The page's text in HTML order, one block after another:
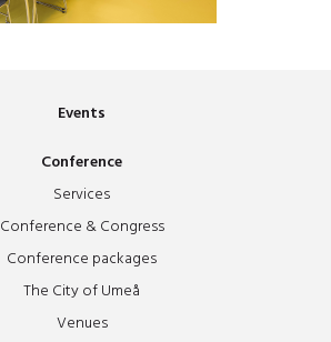
Events
Conference
Services
Conference & Congress
Conference packages
The City of Umeå
Venues